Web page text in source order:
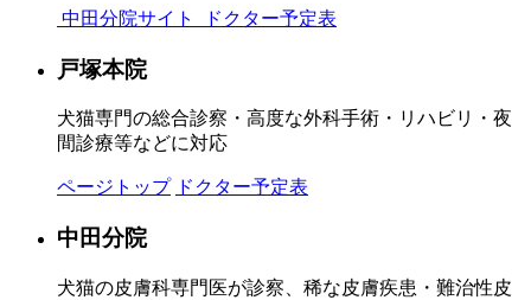
中田分院サイト ドクター予定表
戸塚本院
犬猫専門の総合診察・高度な外科手術・リハビリ・夜
間診療等などに対応
ページトップ ドクター予定表
中田分院
犬猫の皮膚科専門医が診察、稀な皮膚疾患・難治性皮